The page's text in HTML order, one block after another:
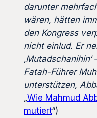
darunter
wären, hätten
den Kongress
nicht einlud. Er
‚Mutadschanihin‘
Fatah-Führer
unterstützen,
„Wie Mahmud
mutiert“)